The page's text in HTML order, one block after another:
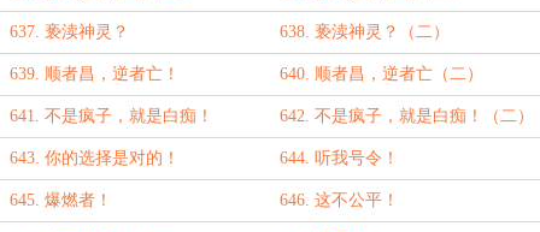
637. 亵渎神灵？ 638. 亵渎神灵？（二）
639. 顺者昌，逆者亡！ 640. 顺者昌，逆者亡（二）
641. 不是疯子，就是白痴！ 642. 不是疯子，就是白痴！（二）
643. 你的选择是对的！ 644. 听我号令！
645. 爆燃者！ 646. 这不公平！